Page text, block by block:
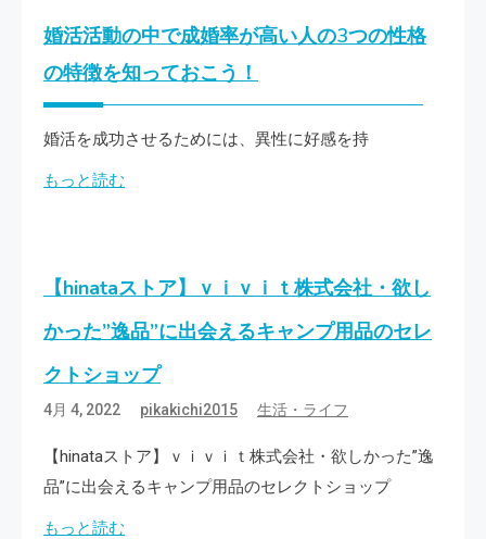
婚活活動の中で成婚率が高い人の3つの性格
の特徴を知っておこう！
婚活を成功させるためには、異性に好感を持
もっと読む
【hinataストア】ｖｉｖｉｔ株式会社・欲し
かった”逸品”に出会えるキャンプ用品のセレ
クトショップ
4月 4, 2022 pikakichi2015 生活・ライフ
【hinataストア】ｖｉｖｉｔ株式会社・欲しかった”逸
品”に出会えるキャンプ用品のセレクトショップ
もっと読む